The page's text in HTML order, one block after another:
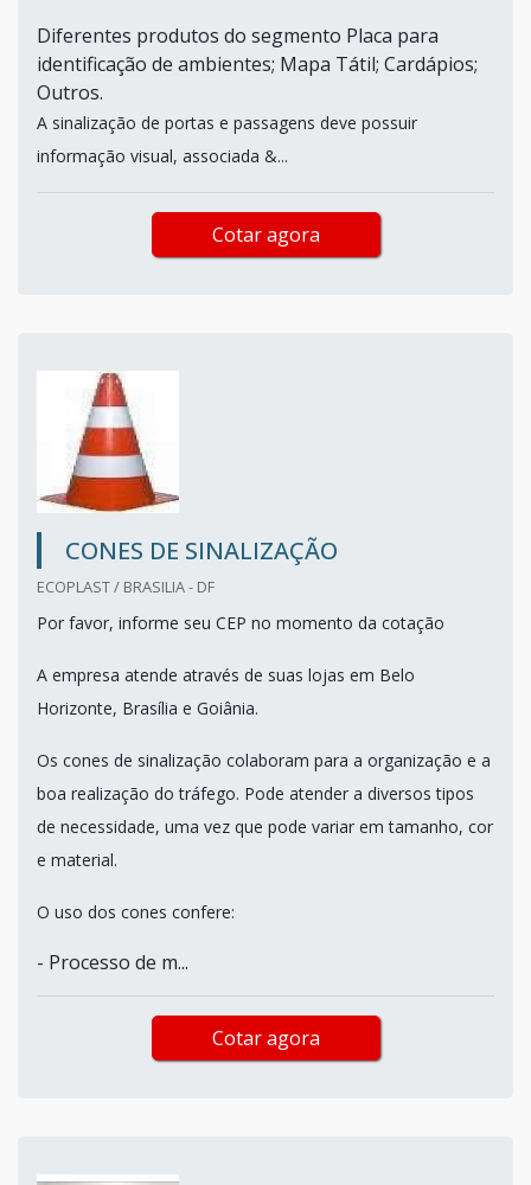
Diferentes produtos do segmento Placa para
identificação de ambientes; Mapa Tátil; Cardápios;
Outros.
A sinalização de portas e passagens deve possuir
informação visual, associada &...
Cotar agora
CONES DE SINALIZAÇÃO
ECOPLAST / BRASILIA - DF
Por favor, informe seu CEP no momento da cotação
A empresa atende através de suas lojas em Belo
Horizonte, Brasília e Goiânia.
Os cones de sinalização colaboram para a organização e a
boa realização do tráfego. Pode atender a diversos tipos
de necessidade, uma vez que pode variar em tamanho, cor
e material.
O uso dos cones confere:
- Processo de m...
Cotar agora